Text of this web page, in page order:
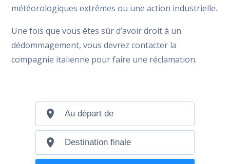
météorologiques extrêmes ou une action industrielle.
Une fois que vous êtes sûr d’avoir droit à un
dédommagement, vous devrez contacter la
compagnie italienne pour faire une réclamation.